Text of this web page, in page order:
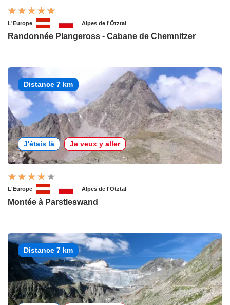
L'Europe Alpes de l'Ötztal
Randonnée Plangeross - Cabane de Chemnitzer
Distance 7 km
J'étais là Je veux y aller
L'Europe Alpes de l'Ötztal
Montée à Parstleswand
Distance 7 km